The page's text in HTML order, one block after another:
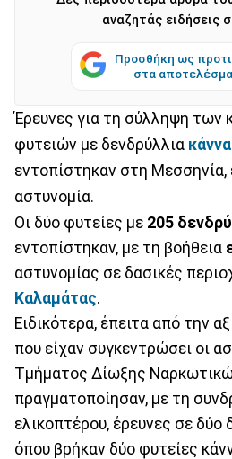
αναζητάς ειδήσεις
Προσθήκη ως
στα
Έρευνες για τη σύλληψη των
φυτειών με δενδρύλλια
εντοπίστηκαν στη Μεσσηνία,
αστυνομία.
Οι δύο φυτείες με 205
εντοπίστηκαν, με τη βοήθεια
αστυνομίας σε δασικές
Καλαμάτας.
Ειδικότερα, έπειτα από την
που είχαν συγκεντρώσει οι
Τμήματος Δίωξης
πραγματοποίησαν, με τη
ελικοπτέρου, έρευνες σε δύο
όπου βρήκαν δύο φυτείες